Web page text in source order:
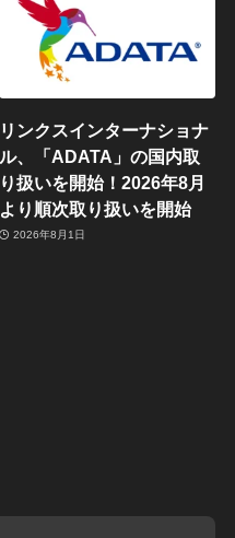
リンクスインターナショナ
ル、「ADATA」の国内取
り扱いを開始！2026年8月
より順次取り扱いを開始
2026年8月1日